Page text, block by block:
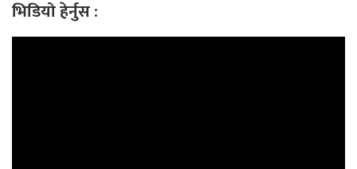
भिडियो हेर्नुस :